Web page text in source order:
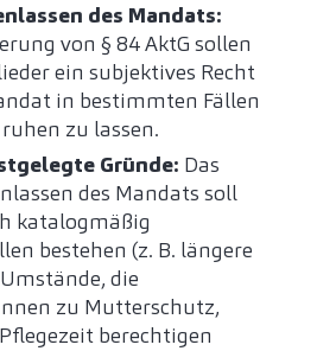
des Mandats:
von § 84 AktG sollen
ein subjektives Recht
in bestimmten Fällen
zu lassen.
Gründe: Das
des Mandats soll
katalogmäßig
bestehen (z. B. längere
die
zu Mutterschutz,
berechtigen